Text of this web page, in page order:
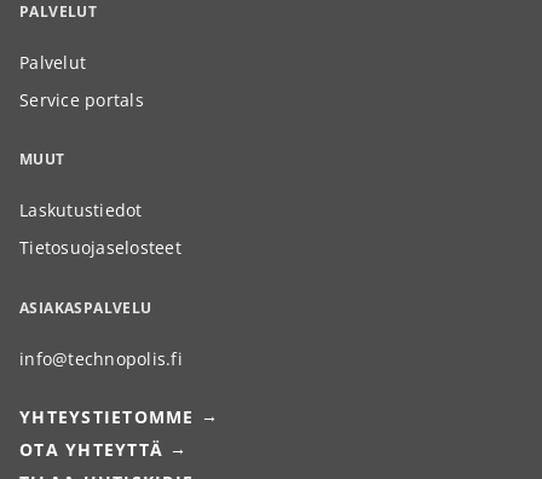
PALVELUT
Palvelut
Service portals
MUUT
Laskutustiedot
Tietosuojaselosteet
ASIAKASPALVELU
info@technopolis.fi
YHTEYSTIETOMME
OTA YHTEYTTÄ